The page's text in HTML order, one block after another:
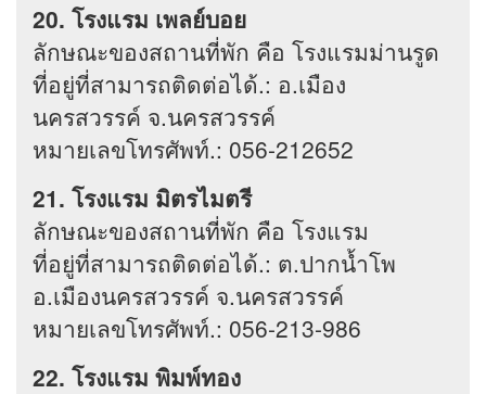
20. โรงแรม เพลย์บอย
ลักษณะของสถานที่พัก คือ โรงแรมม่านรูด
ที่อยู่ที่สามารถติดต่อได้.: อ.เมือง
นครสวรรค์ จ.นครสวรรค์
หมายเลขโทรศัพท์.: 056-212652
21. โรงแรม มิตรไมตรี
ลักษณะของสถานที่พัก คือ โรงแรม
ที่อยู่ที่สามารถติดต่อได้.: ต.ปากน้ำโพ
อ.เมืองนครสวรรค์ จ.นครสวรรค์
หมายเลขโทรศัพท์.: 056-213-986
22. โรงแรม พิมพ์ทอง